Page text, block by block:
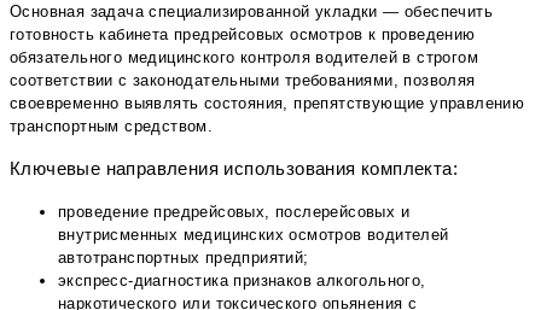
Основная задача специализированной укладки — обеспечить
готовность кабинета предрейсовых осмотров к проведению
обязательного медицинского контроля водителей в строгом
соответствии с законодательными требованиями, позволяя
своевременно выявлять состояния, препятствующие управлению
транспортным средством.
Ключевые направления использования комплекта:
проведение предрейсовых, послерейсовых и
внутрисменных медицинских осмотров водителей
автотранспортных предприятий;
экспресс-диагностика признаков алкогольного,
наркотического или токсического опьянения с